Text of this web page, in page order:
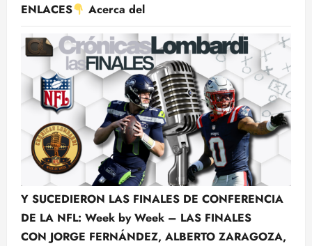
ENLACES
Acerca del
Y SUCEDIERON LAS FINALES DE CONFERENCIA
DE LA NFL: Week by Week – LAS FINALES
CON JORGE FERNÁNDEZ, ALBERTO ZARAGOZA,